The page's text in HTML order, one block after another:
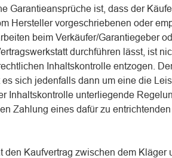
Garantieansprüche ist, dass der
Hersteller vorgeschriebenen oder
beim Verkäufer/Garantiegeber
durchführen lässt, ist
Inhaltskontrolle entzogen.
sich jedenfalls dann um eine die
Inhaltskontrolle unterliegende
Zahlung eines dafür zu
den Kaufvertrag zwischen dem Kläger